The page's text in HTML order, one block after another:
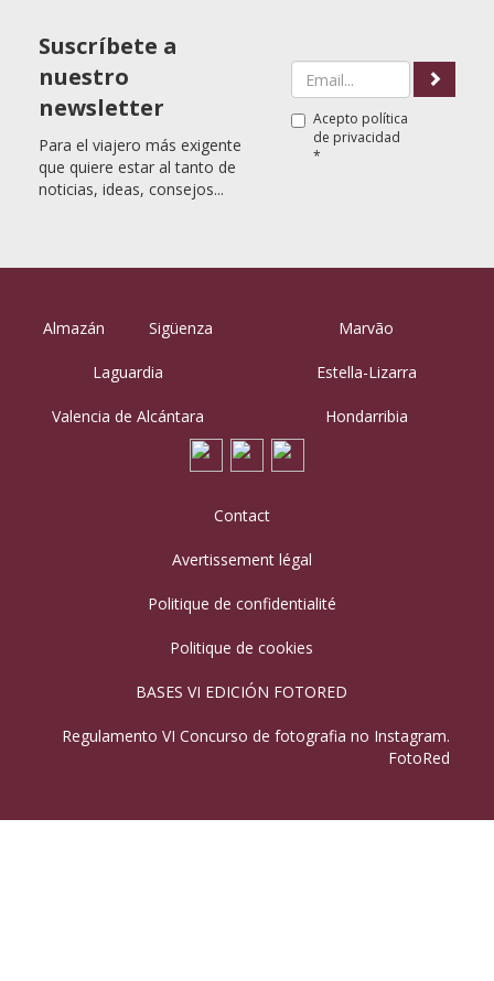
Suscríbete a
nuestro
newsletter
Para el viajero más exigente
que quiere estar al tanto de
noticias, ideas, consejos...
Acepto política
de privacidad
*
Almazán Sigüenza
Laguardia
Valencia de Alcántara
Marvão
Estella-Lizarra
Hondarribia
Contact
Avertissement légal
Politique de confidentialité
Politique de cookies
BASES VI EDICIÓN FOTORED
Regulamento VI Concurso de fotografia no Instagram.
FotoRed